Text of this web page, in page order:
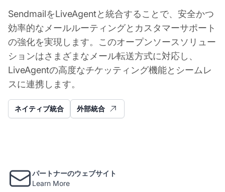
SendmailをLiveAgentと統合することで、安全かつ
効率的なメールルーティングとカスタマーサポート
の強化を実現します。このオープンソースソリュー
ションはさまざまなメール転送方式に対応し、
LiveAgentの高度なチケッティング機能とシームレ
スに連携します。
ネイティブ統合 外部統合
パートナーのウェブサイト
Learn More